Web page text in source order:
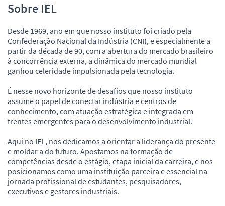
Sobre IEL
Desde 1969, ano em que nosso instituto foi criado pela
Confederação Nacional da Indústria (CNI), e especialmente a
partir da década de 90, com a abertura do mercado brasileiro
à concorrência externa, a dinâmica do mercado mundial
ganhou celeridade impulsionada pela tecnologia.
É nesse novo horizonte de desafios que nosso instituto
assume o papel de conectar indústria e centros de
conhecimento, com atuação estratégica e integrada em
frentes emergentes para o desenvolvimento industrial.
Aqui no IEL, nos dedicamos a orientar a liderança do presente
e moldar a do futuro. Apostamos na formação de
competências desde o estágio, etapa inicial da carreira, e nos
posicionamos como uma instituição parceira e essencial na
jornada profissional de estudantes, pesquisadores,
executivos e gestores industriais.